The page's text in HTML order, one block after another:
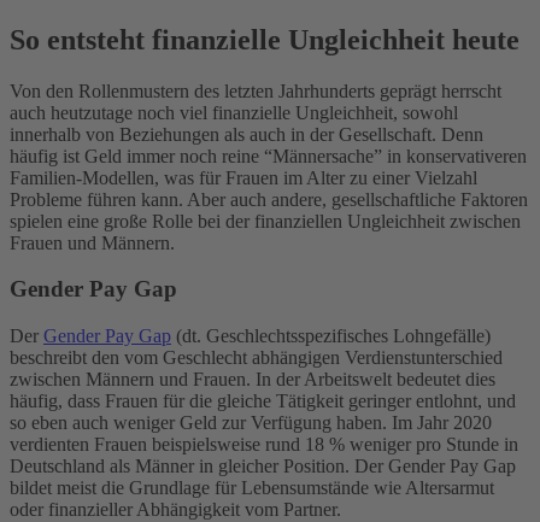
So entsteht finanzielle Ungleichheit heute
Von den Rollenmustern des letzten Jahrhunderts geprägt herrscht
auch heutzutage noch viel finanzielle Ungleichheit, sowohl
innerhalb von Beziehungen als auch in der Gesellschaft. Denn
häufig ist Geld immer noch reine “Männersache” in konservativeren
Familien-Modellen, was für Frauen im Alter zu einer Vielzahl
Probleme führen kann. Aber auch andere, gesellschaftliche Faktoren
spielen eine große Rolle bei der finanziellen Ungleichheit zwischen
Frauen und Männern.
Gender Pay Gap
Der Gender Pay Gap (dt. Geschlechtsspezifisches Lohngefälle)
beschreibt den vom Geschlecht abhängigen Verdienstunterschied
zwischen Männern und Frauen. In der Arbeitswelt bedeutet dies
häufig, dass Frauen für die gleiche Tätigkeit geringer entlohnt, und
so eben auch weniger Geld zur Verfügung haben. Im Jahr 2020
verdienten Frauen beispielsweise rund 18 % weniger pro Stunde in
Deutschland als Männer in gleicher Position. Der Gender Pay Gap
bildet meist die Grundlage für Lebensumstände wie Altersarmut
oder finanzieller Abhängigkeit vom Partner.